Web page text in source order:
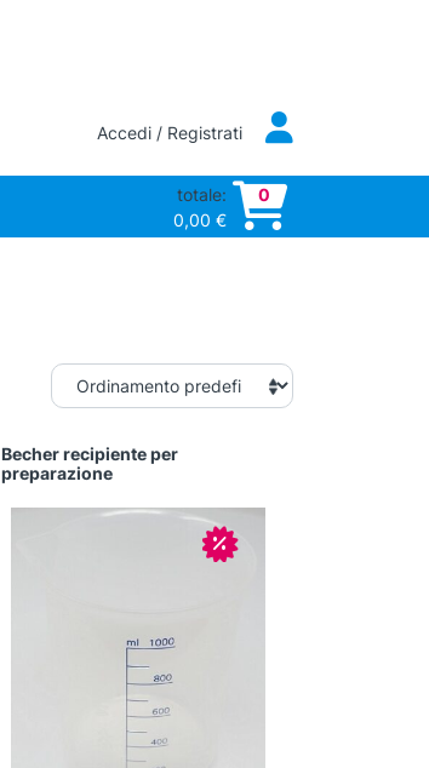
Accedi / Registrati
totale:
0,00 €
0
Becher recipiente per
preparazione
In offerta!